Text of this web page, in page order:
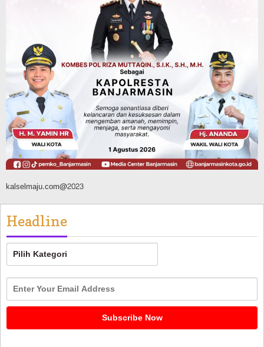
Advertorial Dinas Kehutanan Kalsel
Api Sempat Berkobar, Karhutla di
Tahura Sultan Adam Berhasil
Dikendalikan
Agustus 8, 2026
kalselmaju.com@2023
Headline
Headline